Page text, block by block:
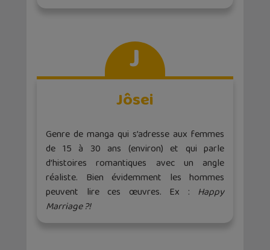
J
Jôsei
Genre de manga qui s’adresse aux femmes
de 15 à 30 ans (environ) et qui parle
d’histoires romantiques avec un angle
réaliste. Bien évidemment les hommes
peuvent lire ces œuvres. Ex : Happy
Marriage ?!